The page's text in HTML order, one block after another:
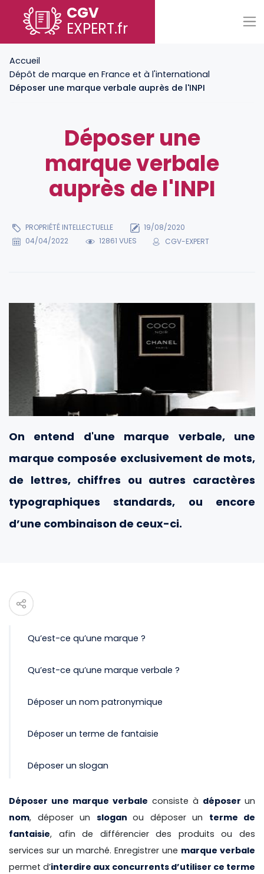
CGV
EXPERT.fr
Accueil
Dépôt de marque en France et à l'international
Déposer une marque verbale auprès de l'INPI
Déposer une
marque verbale
auprès de l'INPI
PROPRIÉTÉ INTELLECTUELLE
19/08/2020
04/04/2022
12861 VUES CGV-EXPERT
On entend d'une marque verbale, une
marque composée exclusivement de mots,
de lettres, chiffres ou autres caractères
typographiques standards, ou encore
d’une combinaison de ceux-ci.
Qu’est-ce qu’une marque ?
Qu’est-ce qu’une marque verbale ?
Déposer un nom patronymique
Déposer un terme de fantaisie
Déposer un slogan
Déposer une marque verbale consiste à déposer un
nom, déposer un slogan ou déposer un terme de
fantaisie, afin de différencier des produits ou des
services sur un marché. Enregistrer une marque verbale
permet d’interdire aux concurrents d’utiliser ce terme